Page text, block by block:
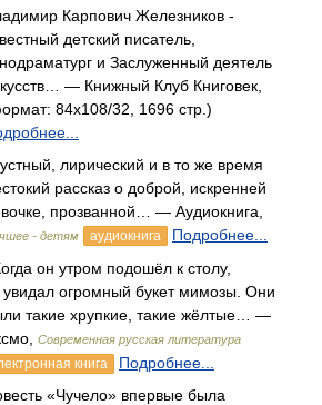
Карпович Железников -
детский писатель,
и Заслуженный деятель
— Книжный Клуб Книговек,
84x108/32, 1696 стр.)
лирический и в то же время
рассказ о доброй, искренней
прозванной… — Аудиокнига,
- детям аудиокнига
Подробнее...
он утром подошёл к столу,
увидал огромный букет мимозы. Они
такие хрупкие, такие жёлтые… —
Современная русская литература
книга
Подробнее...
«Чучело» впервые была